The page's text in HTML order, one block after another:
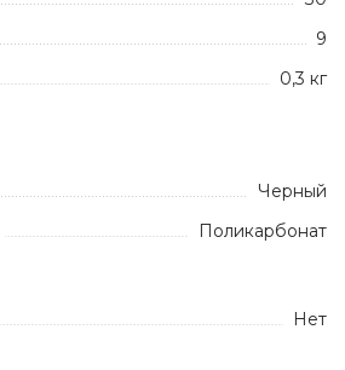
9
0,3 кг
Черный
Поликарбонат
Нет